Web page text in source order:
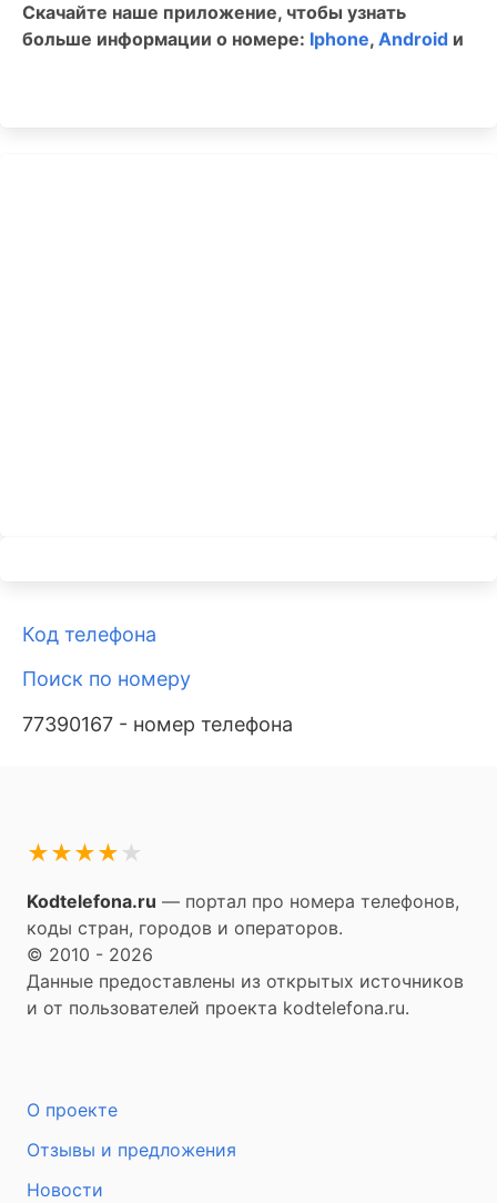
Скачайте наше приложение, чтобы узнать
больше информации о номере: Iphone, Android и
Код телефона
Поиск по номеру
77390167 - номер телефона
★
★
★
★
★
Kodtelefona.ru — портал про номера телефонов,
коды стран, городов и операторов.
© 2010 - 2026
Данные предоставлены из открытых источников
и от пользователей проекта kodtelefona.ru.
О проекте
Отзывы и предложения
Новости